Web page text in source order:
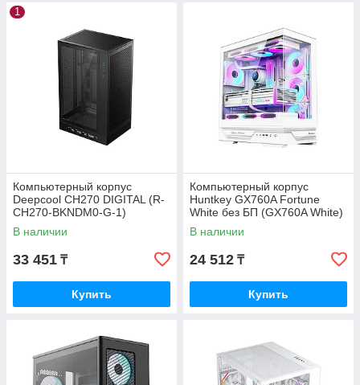
1
Компьютерный корпус
Deepcool CH270 DIGITAL (R-
CH270-BKNDM0-G-1)
В наличии
33 451 ₸
Купить
Компьютерный корпус
Huntkey GX760A Fortune
White без БП (GX760A White)
В наличии
24 512 ₸
Купить